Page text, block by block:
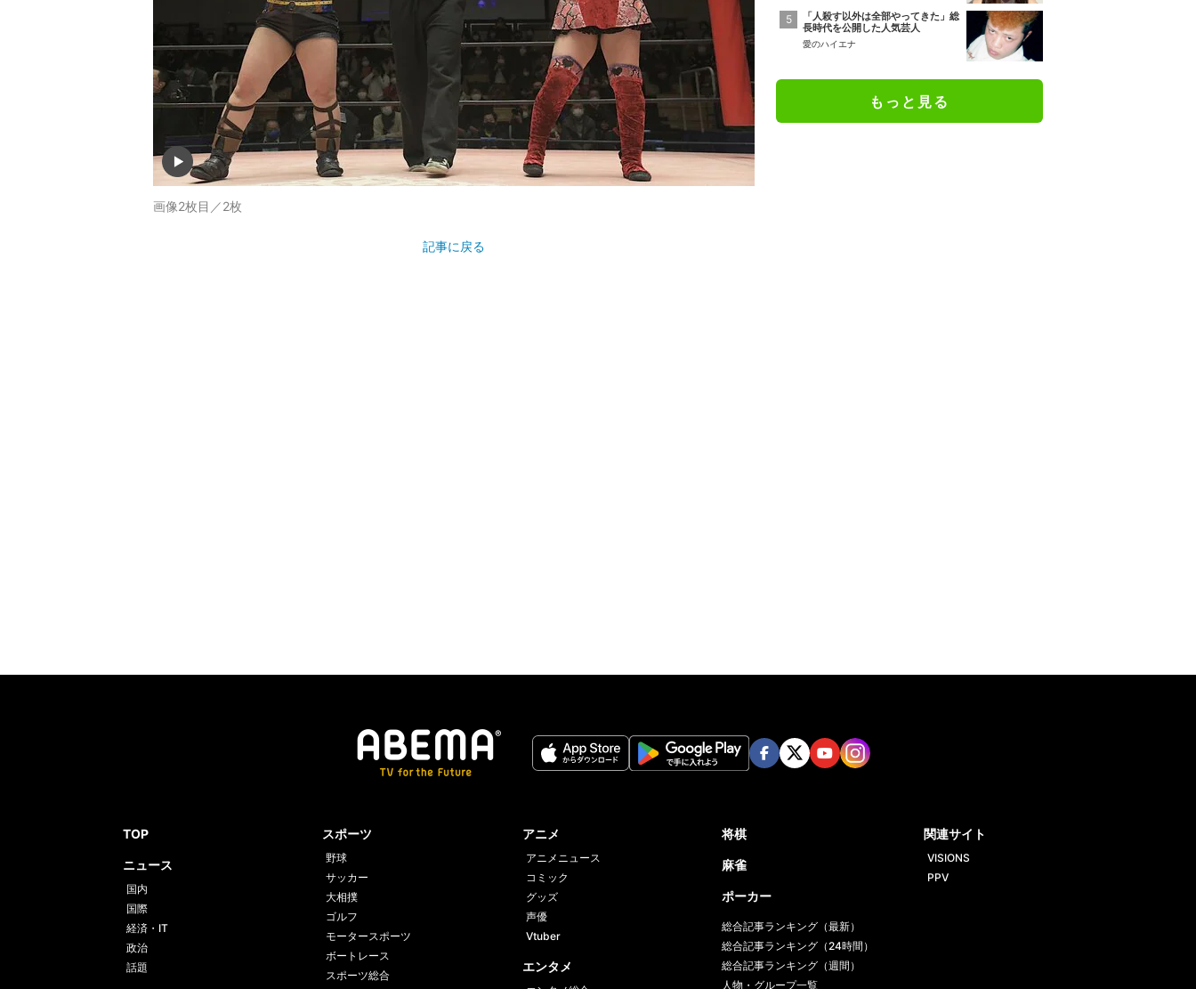
画像2枚目／2枚
記事に戻る
「人殺す以外は全部やってきた」総
長時代を公開した人気芸人
愛のハイエナ
もっと見る
TOP
ニュース
国内
国際
経済・IT
政治
話題
スポーツ
野球
サッカー
大相撲
ゴルフ
モータースポーツ
ボートレース
スポーツ総合
アニメ
アニメニュース
コミック
グッズ
声優
Vtuber
エンタメ
将棋
麻雀
ポーカー
総合記事ランキング（最新）
総合記事ランキング（24時間）
総合記事ランキング（週間）
人物・グループ一覧
関連サイト
VISIONS
PPV